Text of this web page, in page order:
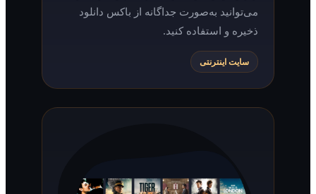
می‌توانید به‌صورت جداگانه از باکس دانلود
ذخیره و استفاده کنید.
سایت اینترنتی